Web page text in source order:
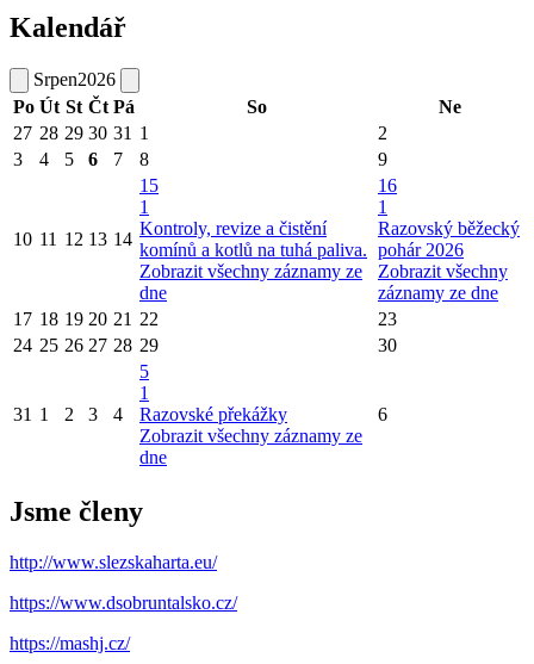
Kalendář
Srpen2026
Po Út St Čt Pá So
Ne
27 28 29 30 31 1
2
3
4 5 6 7 8 9
10 11 12 13 14
15
1
Kontroly, revize a čistění
komínů a kotlů na tuhá paliva.
Zobrazit všechny záznamy ze
dne
16
1
Razovský běžecký
pohár 2026
Zobrazit všechny
záznamy ze dne
17 18 19 20 21 22
23
24 25 26 27 28 29 30
31 1 2 3 4
5
1
Razovské překážky
Zobrazit všechny záznamy ze
dne
6
Jsme členy
http://www.slezskaharta.eu/
https://www.dsobruntalsko.cz/
https://mashj.cz/